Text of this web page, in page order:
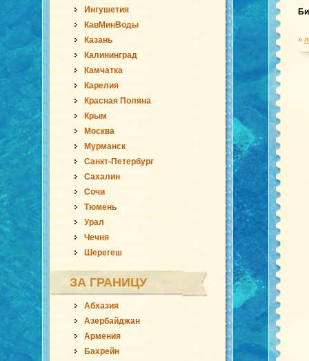
Ингушетия
КавМинВоды
Казань
Калининград
Камчатка
Карелия
Красная Поляна
Крым
Москва
Мурманск
Санкт-Петербург
Сахалин
Сочи
Тюмень
Урал
Чечня
Шерегеш
ЗА ГРАНИЦУ
Абхазия
Азербайджан
Армения
Бахрейн
»